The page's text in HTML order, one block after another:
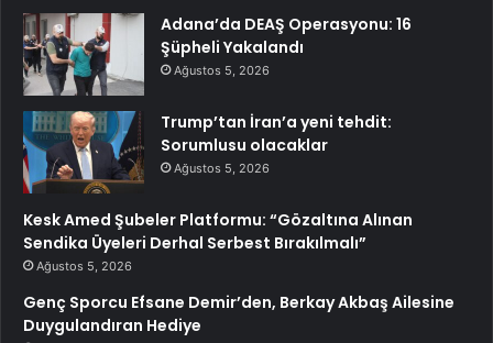
Adana’da DEAŞ Operasyonu: 16
Şüpheli Yakalandı
Ağustos 5, 2026
Trump’tan İran’a yeni tehdit:
Sorumlusu olacaklar
Ağustos 5, 2026
Kesk Amed Şubeler Platformu: “Gözaltına Alınan
Sendika Üyeleri Derhal Serbest Bırakılmalı”
Ağustos 5, 2026
Genç Sporcu Efsane Demir’den, Berkay Akbaş Ailesine
Duygulandıran Hediye